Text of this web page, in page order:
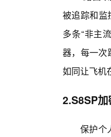
被追踪和监
多条“非主
器，每一次
如同让飞机
2.S8SP
保护个